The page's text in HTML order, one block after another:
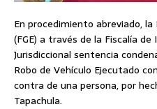
En procedimiento abreviado, la
(FGE) a través de la Fiscalía
Jurisdiccional sentencia
Robo de Vehículo Ejecutado
contra de una persona, por
Tapachula.